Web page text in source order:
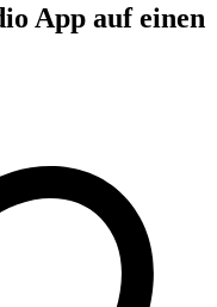
App auf einen